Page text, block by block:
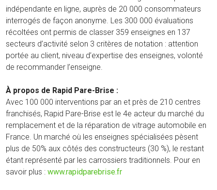
indépendante en ligne, auprès de 20 000 consommateurs
interrogés de façon anonyme. Les 300 000 évaluations
récoltées ont permis de classer 359 enseignes en 137
secteurs d’activité selon 3 critères de notation : attention
portée au client, niveau d’expertise des enseignes, volonté
de recommander l’enseigne.
À propos de Rapid Pare-Brise :
Avec 100 000 interventions par an et près de 210 centres
franchisés, Rapid Pare-Brise est le 4e acteur du marché du
remplacement et de la réparation de vitrage automobile en
France. Un marché où les enseignes spécialisées pèsent
plus de 50% aux côtés des constructeurs (30 %), le restant
étant représenté par les carrossiers traditionnels. Pour en
savoir plus : www.rapidparebrise.fr